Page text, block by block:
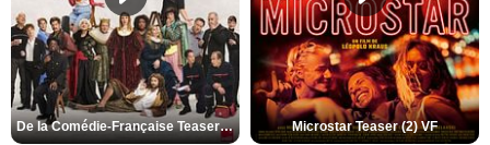
De la Comédie-Française Teaser (3) VF Microstar Teaser (2) VF